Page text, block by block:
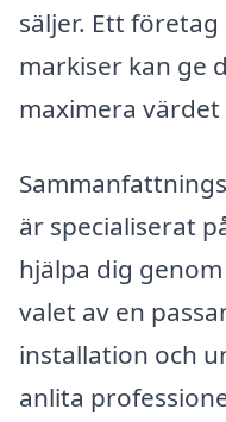
säljer. Ett
markiser kan ge
maximera
är specialiserat
hjälpa dig
valet av en
installation och
anlita